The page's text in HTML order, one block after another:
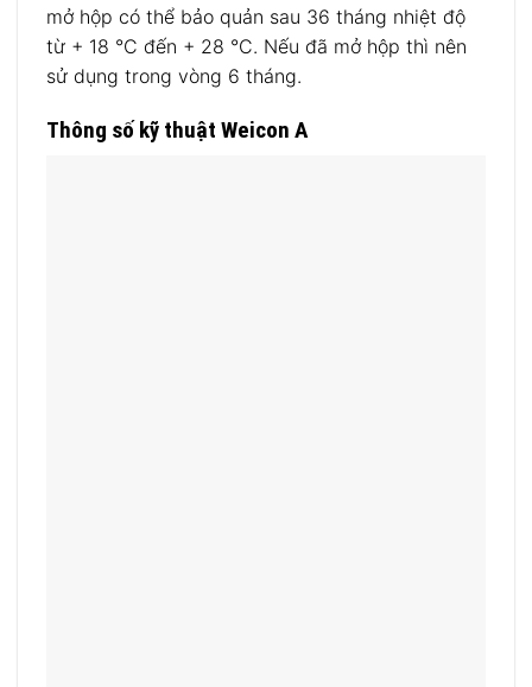
mở hộp có thể bảo quản sau 36 tháng nhiệt độ
từ + 18 °C đến + 28 °C. Nếu đã mở hộp thì nên
sử dụng trong vòng 6 tháng.
Thông số kỹ thuật Weicon A